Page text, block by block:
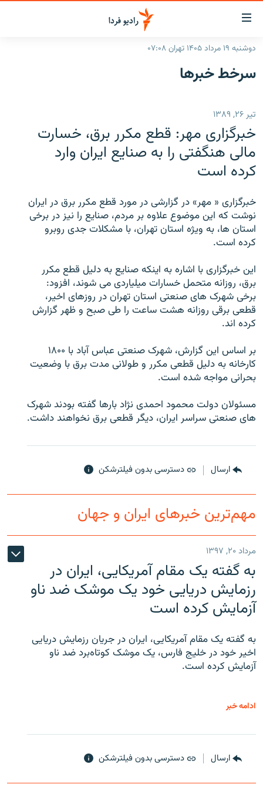
لینک‌های
قابلیت
دسترسی
بازگشت
اصلی
رفتن
صفحه
جستجو
ایران
رادیو
انتخاب کنید و بشنوید
برنامه‌های رادیویی
پادکست
چندرسانه‌ای
گزارش‌های ویدئویی
English
به ما بپیوندید
زبان‌های دیگر
دوشنبه ۱۹ مرداد ۱۴۰۵ تهران ۰۷:۰۸
سرخط‌ خبرها
تیر ۲۶, ۱۳۸۹
خبرگزاری مهر: قطع مکرر برق، خسارت
مالی هنگفتی را به صنايع ايران وارد
کرده است
خبرگزاری « مهر» در گزارشی در مورد قطع مکرر برق در ايران
نوشت که اين موضوع علاوه بر مردم، صنايع را نيز در برخی
استان ها، به ويژه استان تهران، با مشکلات جدی روبرو
کرده است.
اين خبرگزاری با اشاره به اينکه صنايع به دليل قطع مکرر
برق، روزانه متحمل خسارات ميلياردی می شوند، افزود:
برخی شهرک های صنعتی استان تهران در روزهای اخير،
قطعی برقی روزانه هشت ساعت را طی صبح و ظهر گزارش
کرده اند.
بر اساس اين گزارش، شهرک صنعتی عباس آباد با ۱۸۰۰
کارخانه به دليل قطعی مکرر و طولانی مدت برق با وضعيت
بحرانی مواجه شده است.
مسئولان دولت محمود احمدی نژاد بارها گفته بودند شهرک
های صنعتی سراسر ايران، ديگر قطعی برق نخواهند داشت.
ارسال دسترسی بدون فیلترشکن
مهم‌ترین خبرهای ایران و جهان
مرداد ۲۰, ۱۳۹۷
به گفته یک مقام آمریکایی، ایران در
رزمایش دریایی خود یک موشک ضد ناو
آزمایش کرده است
به گفته یک مقام آمریکایی، ایران در جریان رزمایش دریایی
اخیر خود در خلیج فارس، یک موشک کوتاه‌برد ضد ناو
آزمایش کرده است.
ادامه خبر
ارسال دسترسی بدون فیلترشکن